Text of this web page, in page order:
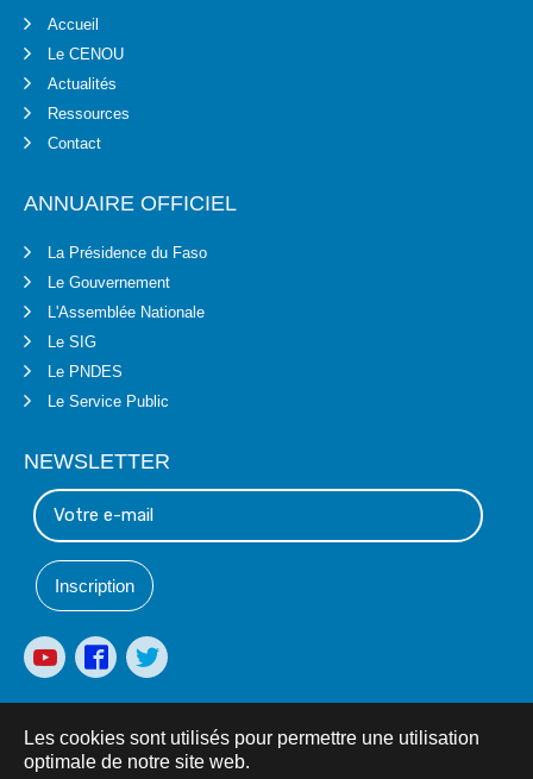
Les cookies sont utilisés pour permettre une utilisation
optimale de notre site web.
Accueil
Le CENOU
Actualités
Ressources
Contact
ANNUAIRE OFFICIEL
La Présidence du Faso
Le Gouvernement
L'Assemblée Nationale
Le SIG
Le PNDES
Le Service Public
NEWSLETTER